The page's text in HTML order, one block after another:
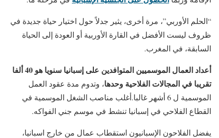
“الحلم الأوربي”، مرة أخرى، يثير جدلاً حول اختيار حياة جديدة في
ظروف ليست الأفضل في القارة الأوربية أو العودة إلى الحياة
السابقة، في المغرب.
أعداد العمال الموسميين المتوافدين على إسبانيا سنويا هو 40 ألفا
تقريبا في المجالات الفلاحية وحدها، وتدوم مدة عقود العمل
الموسمية ل 6 أشهر غالبا.أغلب مناصب الشغل الموسمية في
القطاع الفلاحي في إسبانيا تنشط في موسم جني الفواكه.
يفضل الفلاحون الإسبانيون استقطاب عمال من خارج اسبانيا،